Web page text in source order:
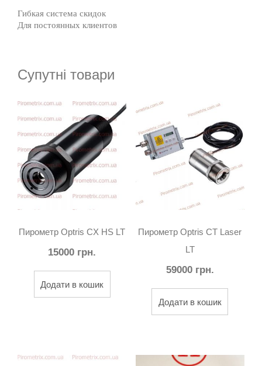
Гибкая система скидок
Для постоянных клиентов
Супутні товари
Пирометр Optris CX HS LT
15000 грн.
Додати в кошик
Пирометр Optris CT Laser
LT
59000 грн.
Додати в кошик